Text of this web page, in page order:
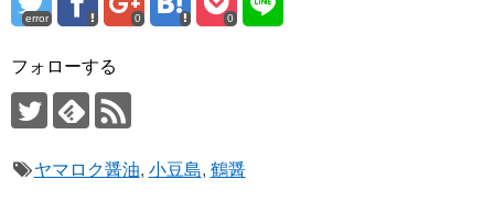
error 0 0
フォローする
ヤマロク醤油, 小豆島, 鶴醤